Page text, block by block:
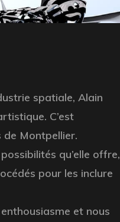
spatiale, Alain
C’est
Montpellier.
qu’elle offre,
pour les inclure
et nous